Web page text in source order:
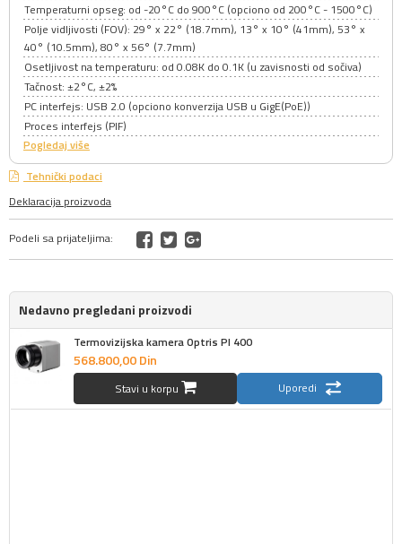
Temperaturni opseg: od -20°C do 900°C (opciono od 200°C - 1500°C)
Polje vidljivosti (FOV): 29° x 22° (18.7mm), 13° x 10° (41mm), 53° x
40° (10.5mm), 80° x 56° (7.7mm)
Osetljivost na temperaturu: od 0.08K do 0.1K (u zavisnosti od sočiva)
Tačnost: ±2°C, ±2%
PC interfejs: USB 2.0 (opciono konverzija USB u GigE(PoE))
Proces interfejs (PIF)
Pogledaj više
Tehnički podaci
Deklaracija proizvoda
Podeli sa prijateljima:
Nedavno pregledani proizvodi
Termovizijska kamera Optris PI 400
568.800,00Din
Stavi u korpu Uporedi